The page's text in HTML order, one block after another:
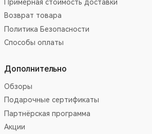
Примерная стоимость доставки
Возврат товара
Политика Безопасности
Способы оплаты
Дополнительно
Обзоры
Подарочные сертификаты
Партнёрская программа
Акции